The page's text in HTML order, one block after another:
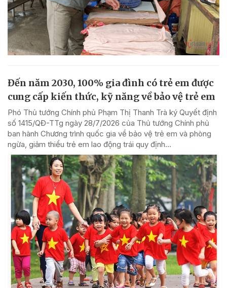
Đến năm 2030, 100% gia đình có trẻ em được
cung cấp kiến thức, kỹ năng về bảo vệ trẻ em
Phó Thủ tướng Chính phủ Phạm Thị Thanh Trà ký Quyết định
số 1415/QĐ-TTg ngày 28/7/2026 của Thủ tướng Chính phủ
ban hành Chương trình quốc gia về bảo vệ trẻ em và phòng
ngừa, giảm thiểu trẻ em lao động trái quy định...